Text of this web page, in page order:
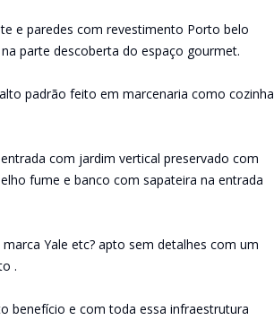
e paredes com revestimento Porto belo
parte descoberta do espaço gourmet.
padrão feito em marcenaria como cozinha
com jardim vertical preservado com
fume e banco com sapateira na entrada
Yale etc? apto sem detalhes com um
.
benefício e com toda essa infraestrutura